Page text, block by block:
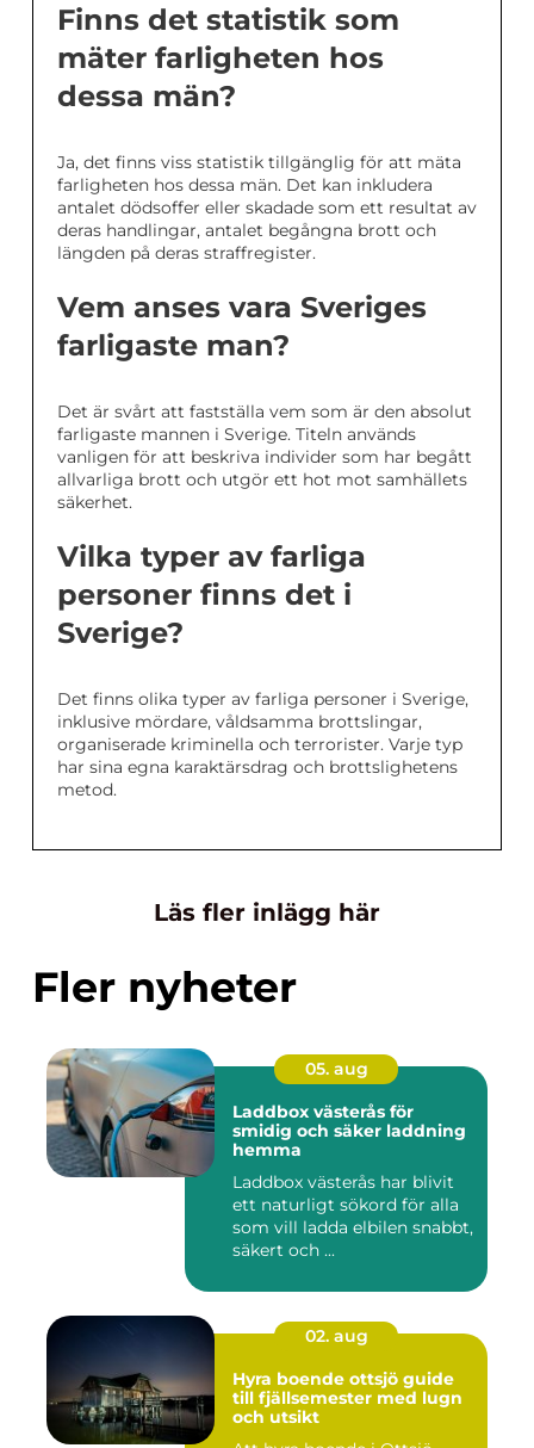
Finns det statistik som
mäter farligheten hos
dessa män?
Ja, det finns viss statistik tillgänglig för att mäta
farligheten hos dessa män. Det kan inkludera
antalet dödsoffer eller skadade som ett resultat av
deras handlingar, antalet begångna brott och
längden på deras straffregister.
Vem anses vara Sveriges
farligaste man?
Det är svårt att fastställa vem som är den absolut
farligaste mannen i Sverige. Titeln används
vanligen för att beskriva individer som har begått
allvarliga brott och utgör ett hot mot samhällets
säkerhet.
Vilka typer av farliga
personer finns det i
Sverige?
Det finns olika typer av farliga personer i Sverige,
inklusive mördare, våldsamma brottslingar,
organiserade kriminella och terrorister. Varje typ
har sina egna karaktärsdrag och brottslighetens
metod.
Läs fler inlägg här
Fler nyheter
05. aug
Laddbox västerås för
smidig och säker laddning
hemma
Laddbox västerås har blivit
ett naturligt sökord för alla
som vill ladda elbilen snabbt,
säkert och ...
02. aug
Hyra boende ottsjö guide
till fjällsemester med lugn
och utsikt